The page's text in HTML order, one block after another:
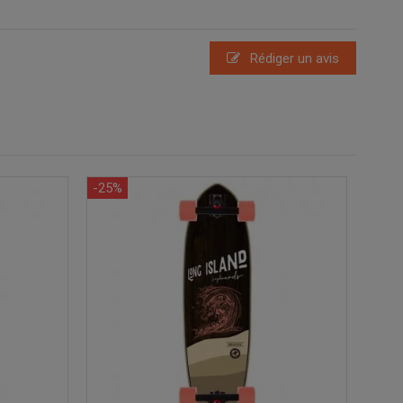
Rédiger un avis
-25%